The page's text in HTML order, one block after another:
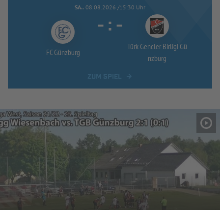
SA.. 08.08.2026 /15:30 Uhr
FC Günzburg
- : -
Türk Gencler Birligi Gü
nzburg